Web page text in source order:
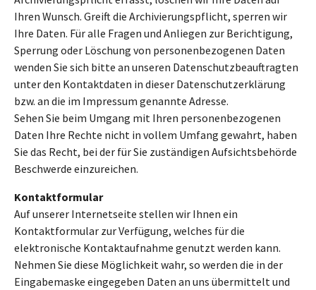
Ihren Wunsch. Greift die Archivierungspflicht, sperren wir
Ihre Daten. Für alle Fragen und Anliegen zur Berichtigung,
Sperrung oder Löschung von personenbezogenen Daten
wenden Sie sich bitte an unseren Datenschutzbeauftragten
unter den Kontaktdaten in dieser Datenschutzerklärung
bzw. an die im Impressum genannte Adresse.
Sehen Sie beim Umgang mit Ihren personenbezogenen
Daten Ihre Rechte nicht in vollem Umfang gewahrt, haben
Sie das Recht, bei der für Sie zuständigen Aufsichtsbehörde
Beschwerde einzureichen.
Kontaktformular
Auf unserer Internetseite stellen wir Ihnen ein
Kontaktformular zur Verfügung, welches für die
elektronische Kontaktaufnahme genutzt werden kann.
Nehmen Sie diese Möglichkeit wahr, so werden die in der
Eingabemaske eingegeben Daten an uns übermittelt und